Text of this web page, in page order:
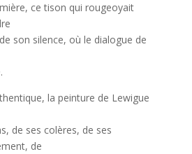
ce tison qui rougeoyait
son silence, où le dialogue de
la peinture de Lewigue
de ses colères, de ses
de